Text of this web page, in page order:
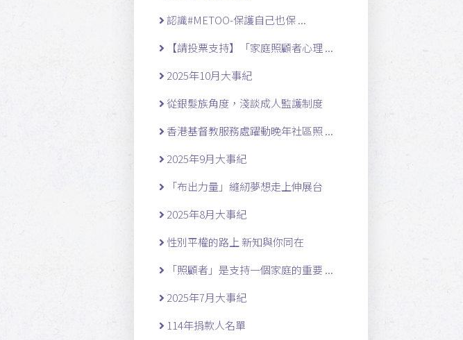
認識#METOO-保護自己也保 ...
【請投票支持】「家庭照顧者心理 ...
2025年10月大事紀
從銀髮族角度，淺談成人監護制度
香港基督教服務處躍動晚年社區照 ...
2025年9月大事紀
「布出力量」縫紉夢想走上伸展台
2025年8月大事紀
性別平權的路上 新知與你同在
「照顧者」是支持一個家庭的重要 ...
2025年7月大事紀
114年捐款人名單